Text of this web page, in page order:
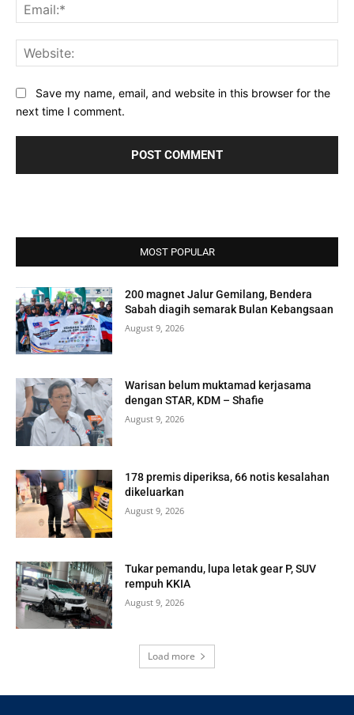
Save my name, email, and website in this browser for the
next time I comment.
MOST POPULAR
200 magnet Jalur Gemilang, Bendera
Sabah diagih semarak Bulan Kebangsaan
August 9, 2026
Warisan belum muktamad kerjasama
dengan STAR, KDM – Shafie
August 9, 2026
178 premis diperiksa, 66 notis kesalahan
dikeluarkan
August 9, 2026
Tukar pemandu, lupa letak gear P, SUV
rempuh KKIA
August 9, 2026
Load more